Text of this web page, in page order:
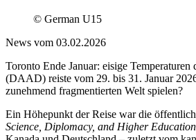
© German U15
News vom 03.02.2026
Toronto Ende Januar: eisige
(DAAD) reiste vom 29. bis 31. Januar
zunehmend fragmentierten Welt spielen?
Ein Höhepunkt der Reise war die
Science, Diplomacy, and Higher